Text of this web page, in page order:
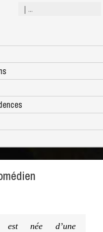
est née d’une